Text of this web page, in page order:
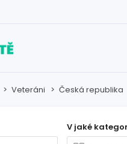
> Veteráni > Česká republika
V jaké